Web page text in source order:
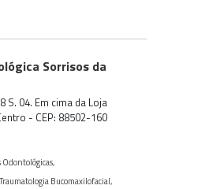
Sorrisos da
S. 04. Em cima da Loja
- CEP: 88502-160
Odontológicas,
Bucomaxilofacial,